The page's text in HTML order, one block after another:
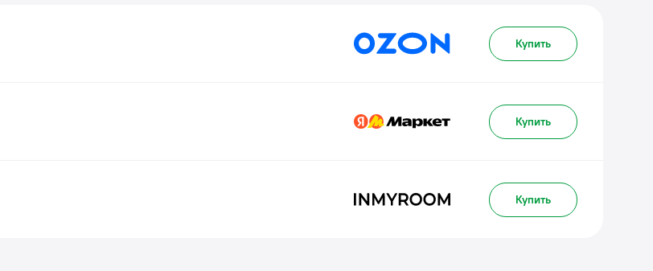
Купить
Купить
Купить